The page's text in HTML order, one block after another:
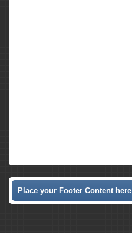
Place your Footer Content here